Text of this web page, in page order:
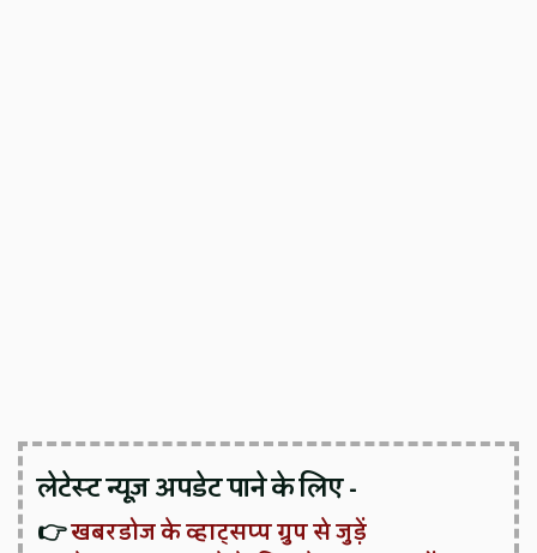
लेटेस्ट न्यूज़ अपडेट पाने के लिए -
👉खबरडोज के व्हाट्सप्प ग्रुप से जुड़ें